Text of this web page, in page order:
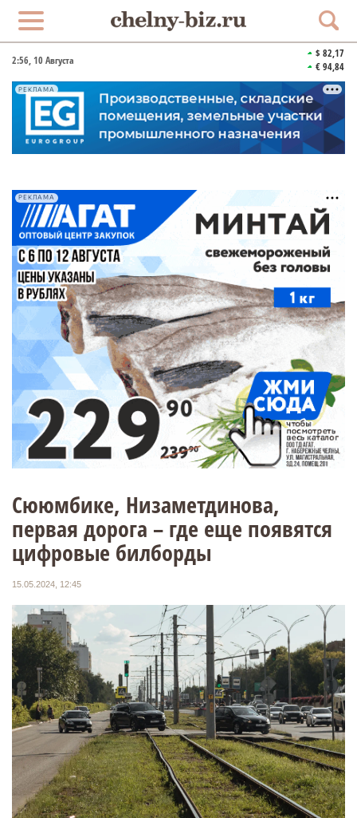
2:56, 10 Августа
$ 82,17
€ 94,84
РЕКЛАМА
РЕКЛАМА
Сююмбике, Низаметдинова,
первая дорога – где еще появятся
цифровые билборды
15.05.2024, 12:45